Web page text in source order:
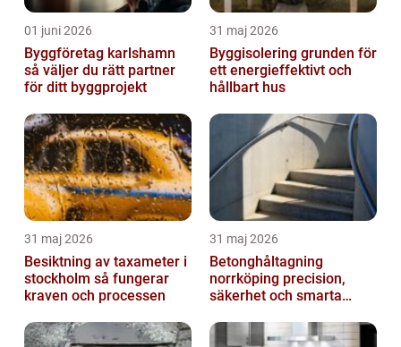
01 juni 2026
Byggföretag karlshamn
så väljer du rätt partner
för ditt byggprojekt
31 maj 2026
Byggisolering grunden för
ett energieffektivt och
hållbart hus
31 maj 2026
Besiktning av taxameter i
stockholm så fungerar
kraven och processen
31 maj 2026
Betonghåltagning
norrköping precision,
säkerhet och smarta